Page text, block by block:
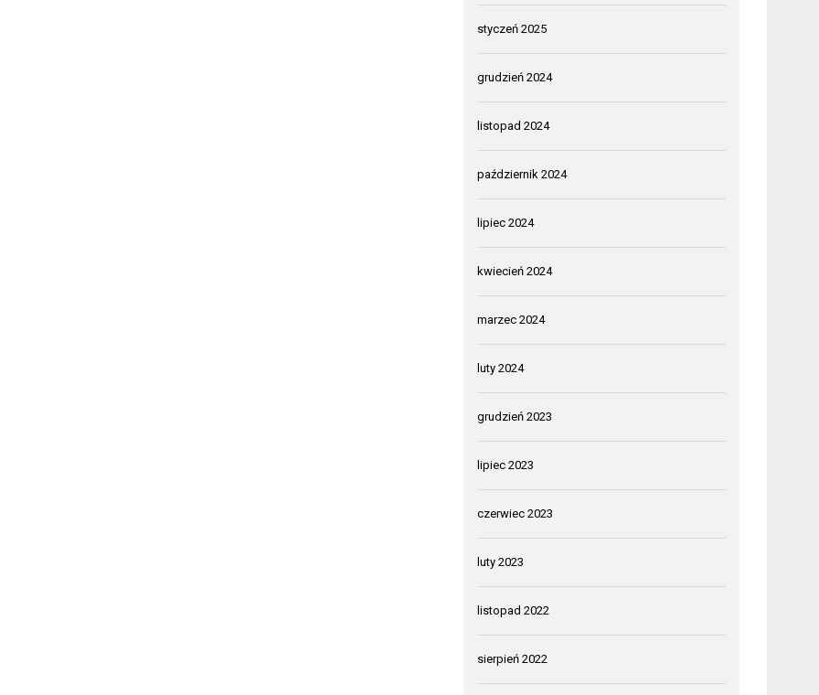
styczeń 2025
grudzień 2024
listopad 2024
październik 2024
lipiec 2024
kwiecień 2024
marzec 2024
luty 2024
grudzień 2023
lipiec 2023
czerwiec 2023
luty 2023
listopad 2022
sierpień 2022